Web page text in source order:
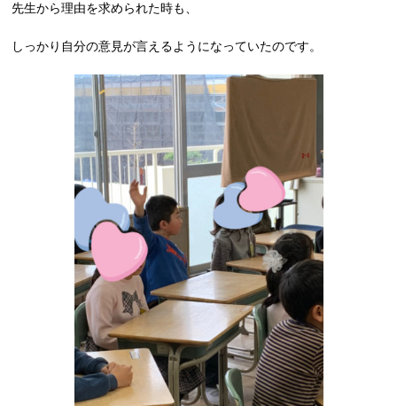
先生から理由を求められた時も、
しっかり自分の意見が言えるようになっていたのです。